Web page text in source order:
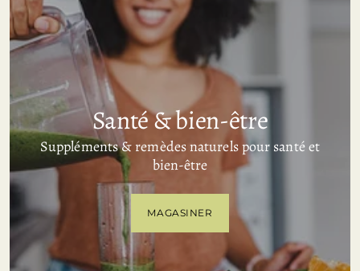
Santé & bien-être
Suppléments & remèdes naturels pour santé et
bien-être
MAGASINER